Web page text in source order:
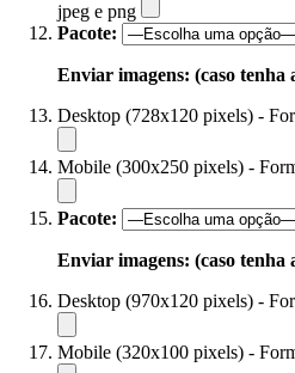
jpeg e png
Pacote:
Enviar imagens: (caso tenha
Desktop (728x120 pixels) -
Mobile (300x250 pixels) -
Pacote:
Enviar imagens: (caso tenha
Desktop (970x120 pixels) -
Mobile (320x100 pixels) -